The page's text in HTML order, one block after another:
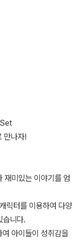
만나자!
재미있는 이야기를 엄
릭터를 이용하여 다양
습니다.
아이들이 성취감을